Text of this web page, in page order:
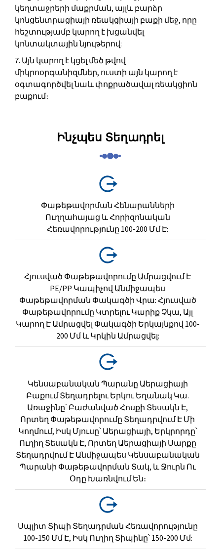
կեղտաջրերի մաքրման, այլև բարձր
կոնցենտրացիայի ռեակցիայի բաքի մեջ, որը
հեշտությամբ կարող է խցանվել
կոնտակտային նյութերով:
7. Այն կարող է կցել մեծ թվով
միկրոօրգանիզմներ, ուստի այն կարող է
օգտագործվել նաև փոքրածավալ ռեակցիոն
բաքում։
Ինչպես Տեղադրել
Փաթեթավորման Հենարանների
Ուղղահայաց ԵՒ Հորիզոնական
Հեռավորությունը 100-200 Մմ Է:
Հյուսված Փաթեթավորումը Ամրացվում Է
PE/PP Կապիչով Անմիջապես
Փաթեթավորման Փակագծի Վրա: Հյուսված
Փաթեթավորումը Կտրելու Կարիք Չկա, Այլ
Կարող Է Ամրացվել Փակագծի Երկայնքով 100-
200 Մմ ԵՒ Կրկին Ամրացվել:
Կենսաբանական Պարանը Աերացիայի
Բաքում Տեղադրելու Երկու Եղանակ Կա.
Առաջինը՝ Բաժանված Հոսքի Տեսակն Է,
Որտեղ Փաթեթավորումը Տեղադրվում Է Մի
Կողմում, Իսկ Մյուսը՝ Աերացիայի, Երկրորդը՝
Ուղիղ Տեսակն Է, Որտեղ Աերացիայի Սարքը
Տեղադրվում Է Անմիջապես Կենսաբանական
Պարանի Փաթեթավորման Տակ, ԵՒ Ջուրն Ու
Օդը Խառնվում Են։
Սպլիտ Տիպի Տեղադրման Հեռավորությունը
100-150 Մմ Է, Իսկ Ուղիղ Տիպինը՝ 150-200 Մմ: